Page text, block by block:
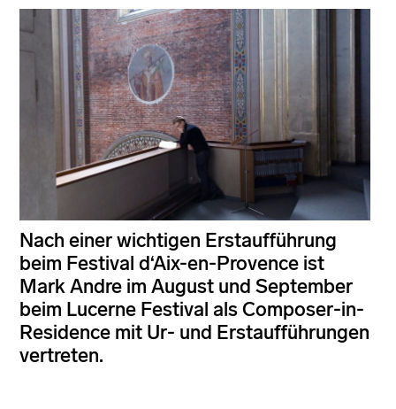
Nach einer wichtigen Erstaufführung
beim Festival d‘Aix-en-Provence ist
Mark Andre im August und September
beim Lucerne Festival als Composer-in-
Residence mit Ur- und Erstaufführungen
vertreten.